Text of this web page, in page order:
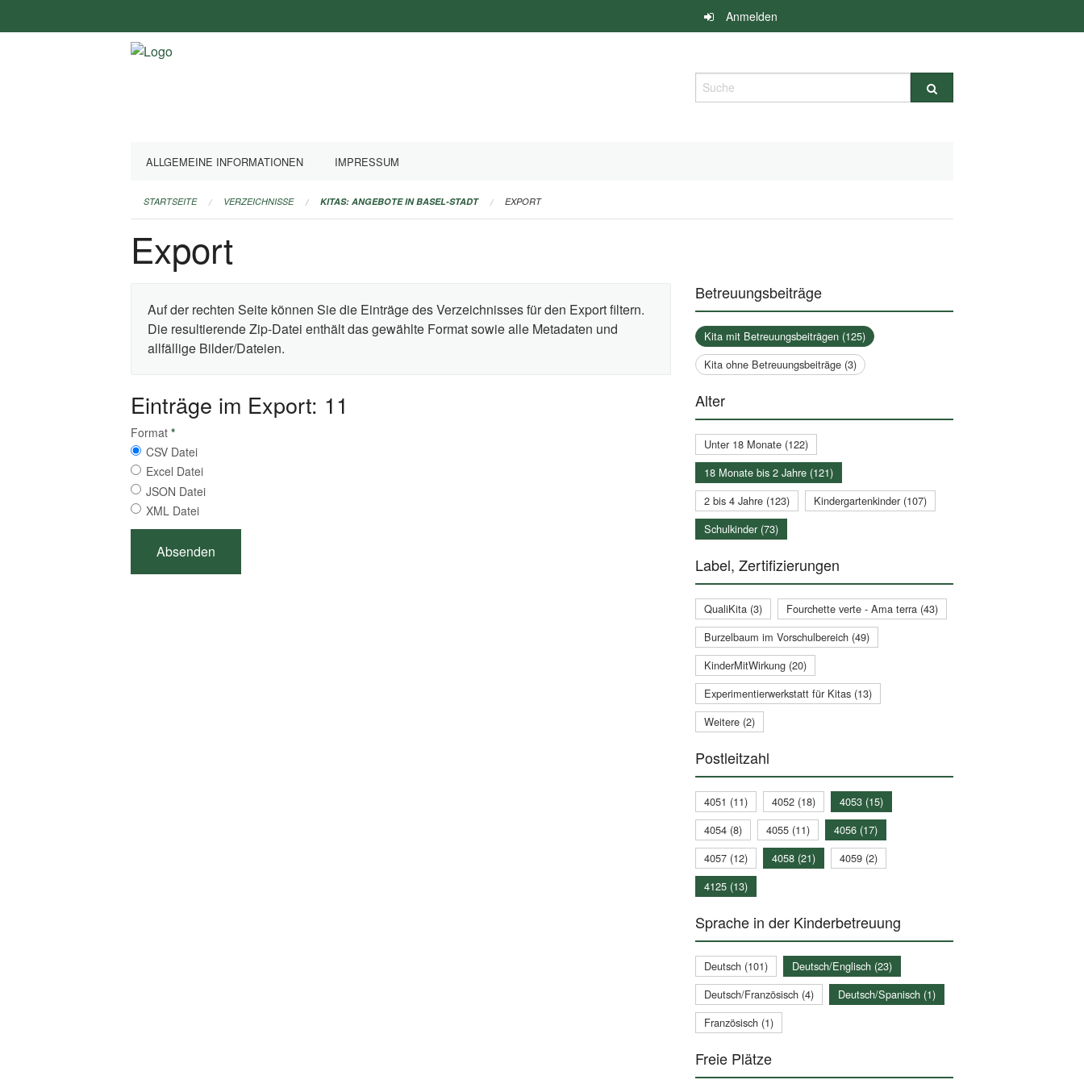
überspringen
Anmelden
Suche
ALLGEMEINE INFORMATIONEN IMPRESSUM
STARTSEITE VERZEICHNISSE KITAS: ANGEBOTE IN BASEL-STADT EXPORT
Export
Auf der rechten Seite können Sie die Einträge des Verzeichnisses für den Export filtern.
Die resultierende Zip-Datei enthält das gewählte Format sowie alle Metadaten und
allfällige Bilder/Dateien.
Einträge im Export: 11
Format *
CSV Datei
Excel Datei
JSON Datei
XML Datei
Betreuungsbeiträge
Kita mit Betreuungsbeiträgen (125)
Kita ohne Betreuungsbeiträge (3)
Alter
Unter 18 Monate (122)
18 Monate bis 2 Jahre (121)
2 bis 4 Jahre (123)
Kindergartenkinder (107)
Schulkinder (73)
Label, Zertifizierungen
QualiKita (3)
Fourchette verte - Ama terra (43)
Burzelbaum im Vorschulbereich (49)
KinderMitWirkung (20)
Experimentierwerkstatt für Kitas (13)
Weitere (2)
Postleitzahl
4051 (11) 4052 (18)
4053 (15)
4054 (8)
4055 (11)
4056 (17)
4057 (12)
4058 (21)
4059 (2)
4125 (13)
Sprache in der Kinderbetreuung
Deutsch (101)
Deutsch/Englisch (23)
Deutsch/Französisch (4)
Deutsch/Spanisch (1)
Französisch (1)
Freie Plätze